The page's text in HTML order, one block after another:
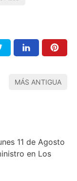
MÁS ANTIGUA
11 de Agosto
en Los